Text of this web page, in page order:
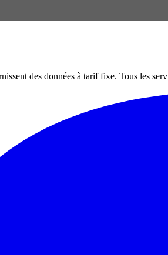
des données à tarif fixe. Tous les